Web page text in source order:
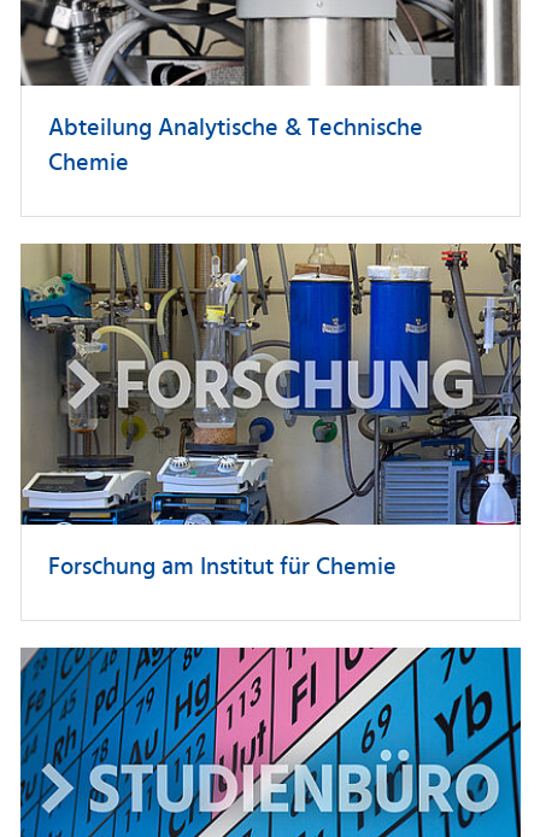
Abteilung Analytische & Technische
Chemie
Forschung am Institut für Chemie